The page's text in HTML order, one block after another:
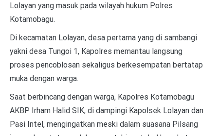
Lolayan yang masuk pada wilayah hukum Polres
Kotamobagu.
Di kecamatan Lolayan, desa pertama yang di sambangi
yakni desa Tungoi 1, Kapolres memantau langsung
proses pencoblosan sekaligus berkesempatan bertatap
muka dengan warga.
Saat berbincang dengan warga, Kapolres Kotamobagu
AKBP Irham Halid SIK, di dampingi Kapolsek Lolayan dan
Pasi Intel, mengingatkan meski dalam suasana Pilsang